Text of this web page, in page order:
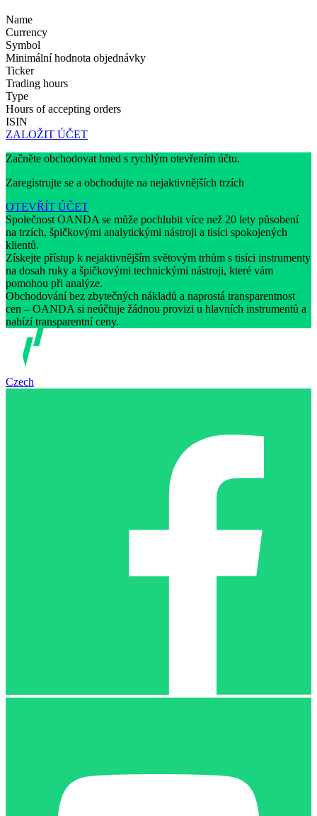
Name
Currency
Symbol
Minimální hodnota objednávky
Ticker
Trading hours
Type
Hours of accepting orders
ISIN
ZALOŽIT ÚČET
Začněte obchodovat hned s rychlým otevřením účtu.
Zaregistrujte se a obchodujte na nejaktivnějších trzích
OTEVŘÍT ÚČET
Společnost OANDA se může pochlubit více než 20 lety působení
na trzích, špičkovými analytickými nástroji a tisíci spokojených
klientů.
Získejte přístup k nejaktivnějším světovým trhům s tisíci instrumenty
na dosah ruky a špičkovými technickými nástroji, které vám
pomohou při analýze.
Obchodování bez zbytečných nákladů a naprostá transparentnost
cen – OANDA si neúčtuje žádnou provizi u hlavních instrumentů a
nabízí transparentní ceny.
Czech